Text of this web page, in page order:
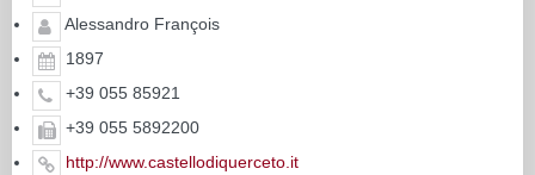
Alessandro François
1897
+39 055 85921
+39 055 5892200
http://www.castellodiquerceto.it